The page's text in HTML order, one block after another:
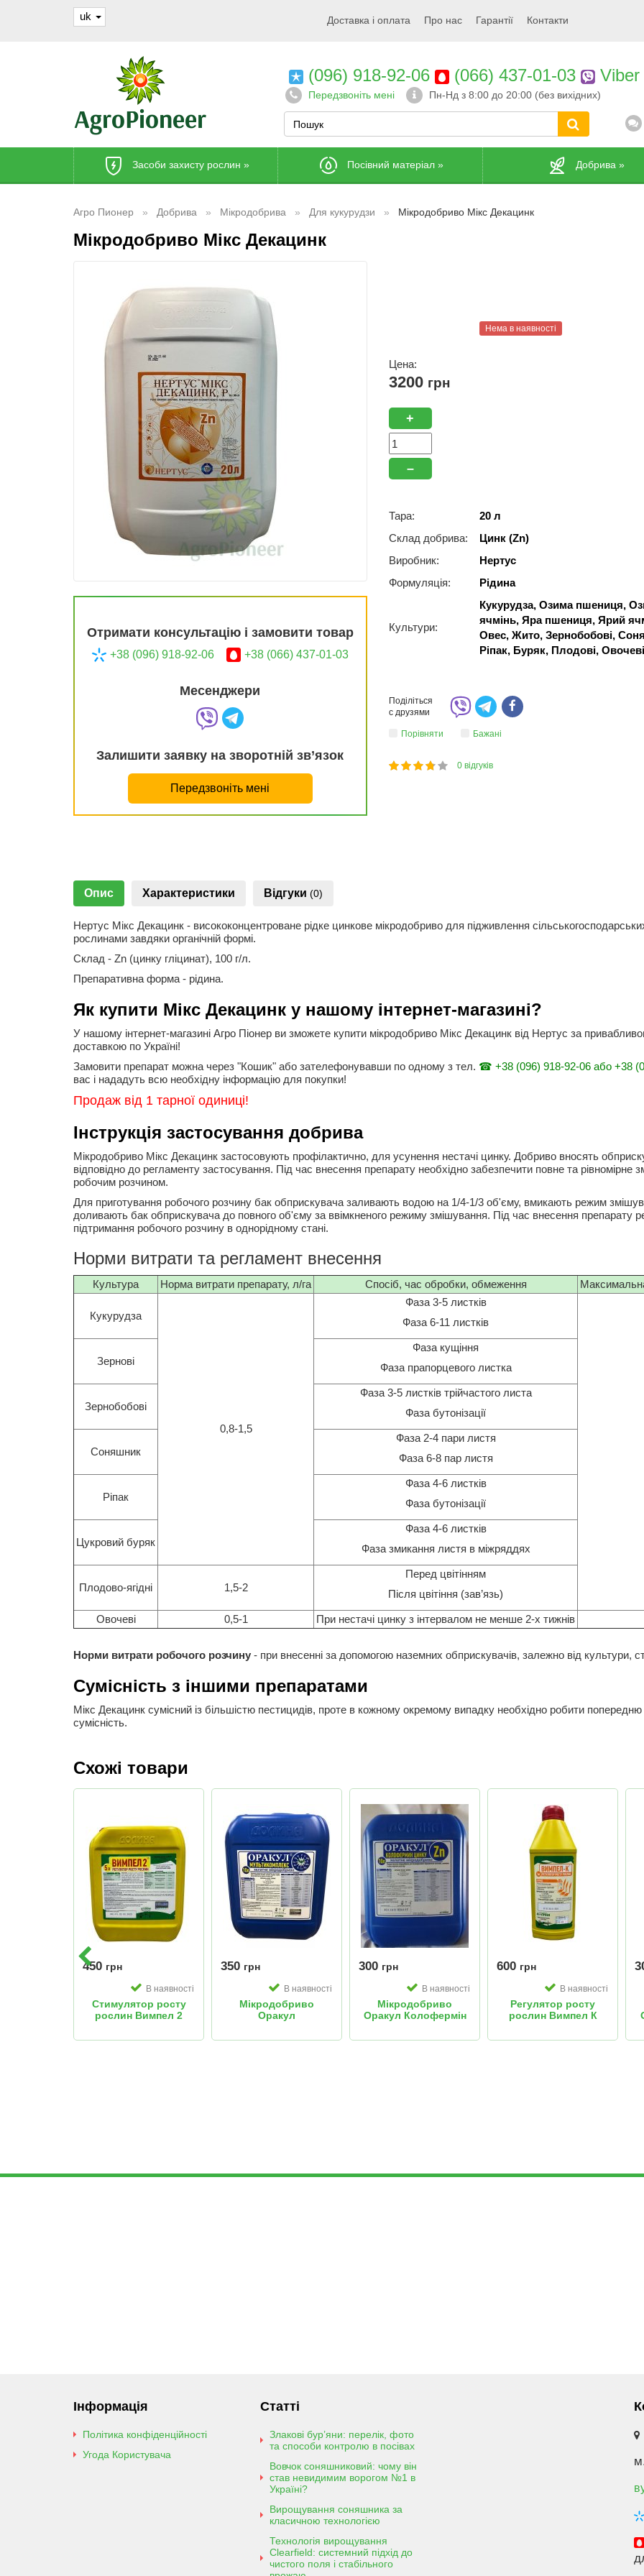
uk Доставка і оплата Про нас Гарантії Контакти
(096) 918-92-06 (066) 437-01-03 Viber
Передзвоніть мені Пн-Нд з 8:00 до 20:00 (без вихідних)
Засоби захисту рослин » Посівний матеріал » Добрива »
Агро Пионер Добрива Мікродобрива Для кукурудзи Мікродобриво Мікс Декацинк
Мікродобриво Мікс Декацинк
Отримати консультацію і замовити товар
+38 (096) 918-92-06 +38 (066) 437-01-03
Месенджери
Залишити заявку на зворотній зв’язок
Передзвоніть мені
Нема в наявності
Цена:
3200 грн
+
–
Тара:
20 л
Склад добрива:
Цинк (Zn)
Виробник:
Нертус
Формуляція:
Рідина
Культури:
Кукурудза, Озима пшениця,
ячмінь, Яра пшениця, Ярий
Овес, Жито, Зернобобові,
Ріпак, Буряк, Плодові, Овочеві
Поділіться
с друзями
Порівняти Бажані
73
1
2
3
4
5 0відгуків
Опис Характеристики Відгуки (0)
Нертус Мікс Декацинк - висококонцентроване рідке цинкове мікродобриво для підживлення
рослинами завдяки органічній формі.
Склад - Zn (цинку гліцинат), 100 г/л.
Препаративна форма - рідина.
Як купити Мікс Декацинк у нашому інтернет-магазині?
У нашому інтернет-магазині Агро Піонер ви зможете купити мікродобриво Мікс Декацинк від Нертус за
доставкою по Україні!
Замовити препарат можна через "Кошик" або зателефонувавши по одному з тел. ☎ +38 (096) 918-92-06 або +38
вас і нададуть всю необхідну інформацію для покупки!
Продаж від 1 тарної одиниці!
Інструкція застосування добрива
Мікродобриво Мікс Декацинк застосовують профілактично, для усунення нестачі цинку. Добриво вносять
відповідно до регламенту застосування. Під час внесення препарату необхідно забезпечити повне та рівномірне
робочим розчином.
Для приготування робочого розчину бак обприскувача заливають водою на 1/4-1/3 об'єму, вмикають режим
доливають бак обприскувача до повного об'єму за ввімкненого режиму змішування. Під час внесення препарату
підтримання робочого розчину в однорідному стані.
Норми витрати та регламент внесення
Культура Норма витрати препарату, л/га Спосіб, час обробки, обмеження
Кукурудза
0,8-1,5
Фаза 3-5 листків
Фаза 6-11 листків
Зернові
Фаза кущіння
Фаза прапорцевого листка
Зернобобові
Фаза 3-5 листків трійчастого листа
Фаза бутонізації
Соняшник
Фаза 2-4 пари листя
Фаза 6-8 пар листя
Ріпак
Фаза 4-6 листків
Фаза бутонізації
Цукровий буряк
Фаза 4-6 листків
Фаза змикання листя в міжряддях
Плодово-ягідні 1,5-2
Перед цвітінням
Після цвітіння (зав’язь)
Овочеві 0,5-1 При нестачі цинку з інтервалом не менше 2-х тижнів
Норми витрати робочого розчину - при внесенні за допомогою наземних обприскувачів, залежно від культури,
Сумісність з іншими препаратами
Мікс Декацинк сумісний із більшістю пестицидів, проте в кожному окремому випадку необхідно робити попередню
сумісність.
Схожі товари
450 грн
В наявності
Стимулятор росту
рослин Вимпел 2
350 грн
В наявності
Мікродобриво
Оракул
300 грн
В наявності
Мікродобриво
Оракул Колофермін
600 грн
В наявності
Регулятор росту
рослин Вимпел К
Інформація
Політика конфіденційності
Угода Користувача
Статті
Злакові бур’яни: перелік, фото
та способи контролю в посівах
Вовчок соняшниковий: чому він
став невидимим ворогом №1 в
Україні?
Вирощування соняшника за
класичною технологією
Технологія вирощування
Clearfield: системний підхід до
чистого поля і стабільного